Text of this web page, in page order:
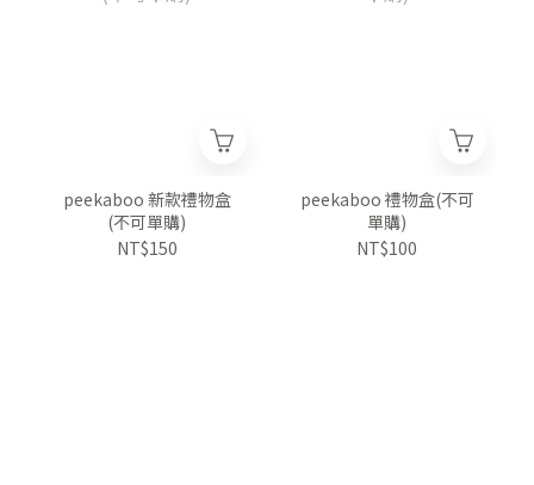
peekaboo 新款禮物盒
(不可單購)
NT$150
peekaboo 禮物盒(不可
單購)
NT$100